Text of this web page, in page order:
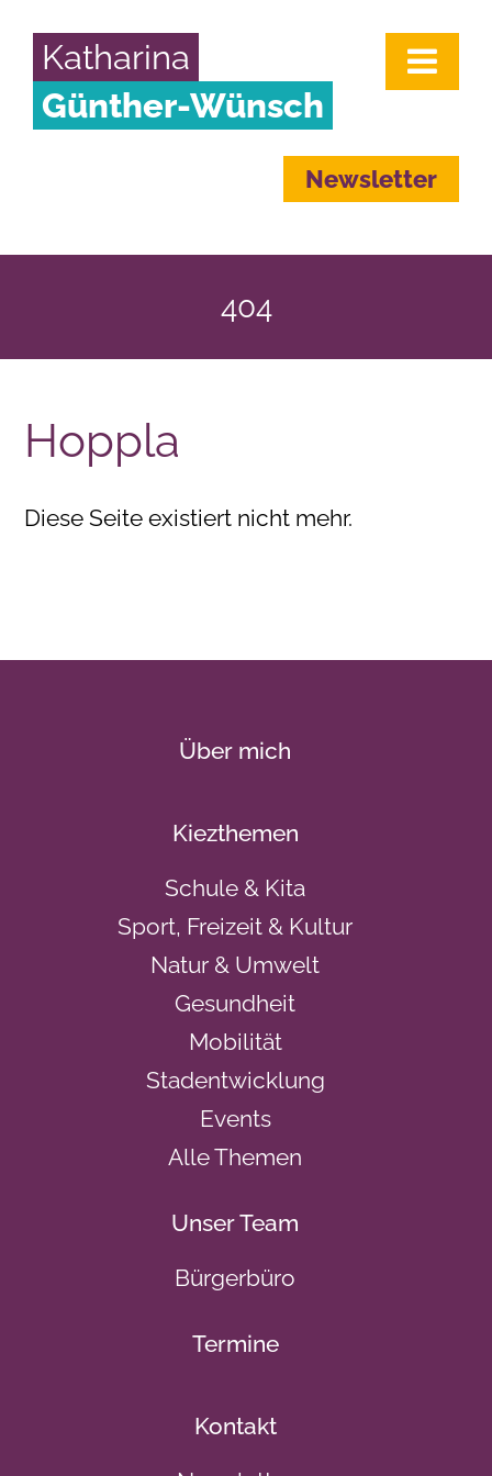
Katharina
Günther-Wünsch
Newsletter
404
Hoppla
Diese Seite existiert nicht mehr.
Über mich
Kiezthemen
Schule & Kita
Sport, Freizeit & Kultur
Natur & Umwelt
Gesundheit
Mobilität
Stadentwicklung
Events
Alle Themen
Unser Team
Bürgerbüro
Termine
Kontakt